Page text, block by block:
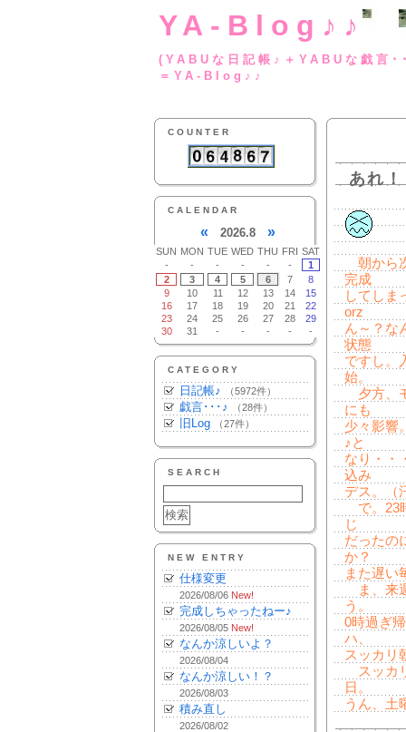
YA-Blog♪♪
(YABUな日記帳♪
＝YA-Blog♪♪
COUNTER
CALENDAR
« 2026.8 »
SUN MON TUE WED THU FRI SAT
-
- - - - -
1
2
3 4 5 6 7
8
9
10 11 12 13 14
15
16
17 18 19 20 21
22
23
24 25 26 27 28
29
30
31 - - - - -
CATEGORY
日記帳♪ （5972件）
戯言･･･♪ （28件）
旧Log （27件）
SEARCH
NEW ENTRY
仕様変更
2026/08/06 New!
完成しちゃったねー♪
2026/08/05 New!
なんか涼しいよ？
2026/08/04
なんか涼しい！？
2026/08/03
積み直し
2026/08/02
あれ
朝から
完成
してしま
orz
ん～？な
状態
ですし。
始。
夕方、
にも
少々影響
♪と
なり・・
込み
デス。（
で。23
じ
だったの
か？
また遅い
ま、来
う。
0時過ぎ
ハ、
スッカリ
スッカ
日。
うん、土